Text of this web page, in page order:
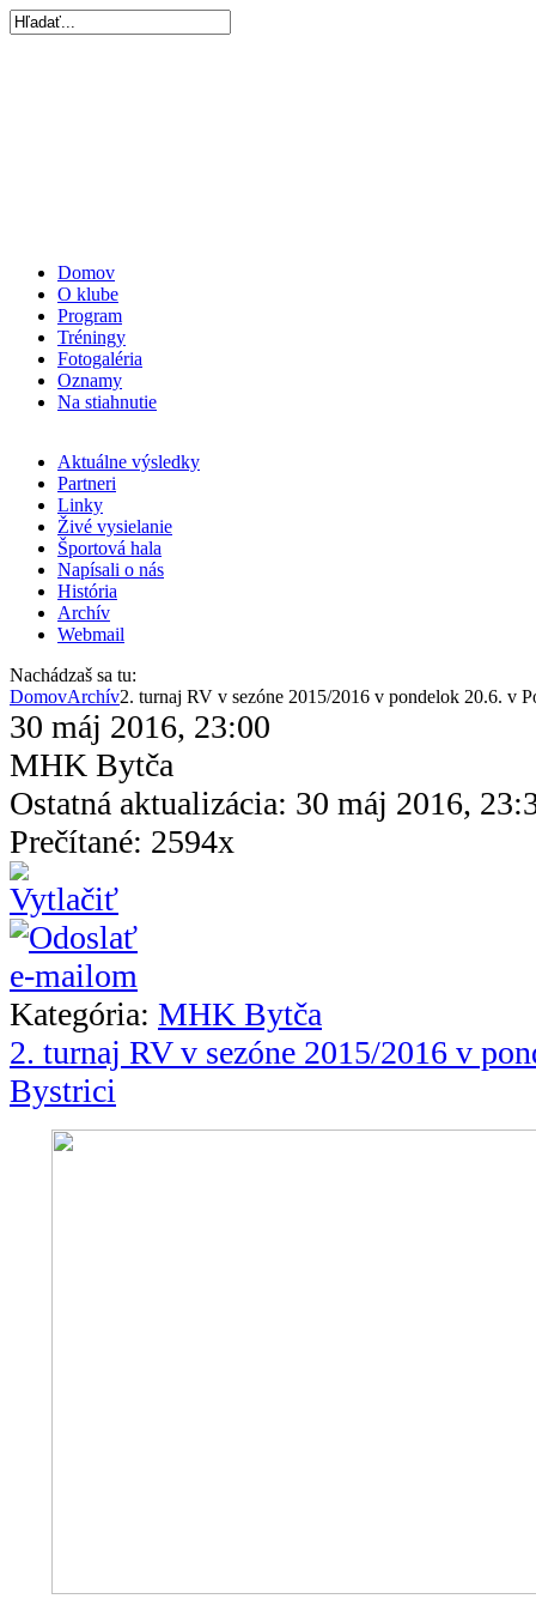
Domov
O klube
Program
Tréningy
Fotogaléria
Oznamy
Na stiahnutie
Aktuálne výsledky
Partneri
Linky
Živé vysielanie
Športová hala
Napísali o nás
História
Archív
Webmail
Nachádzaš sa tu:
DomovArchív2. turnaj RV v sezóne 2015/2016 v pondelok 20.6. v
30 máj 2016, 23:00
MHK Bytča
Ostatná aktualizácia: 30 máj 2016,
Prečítané: 2594x
Kategória: MHK Bytča
2. turnaj RV v sezóne 2015/2016 v
Bystrici